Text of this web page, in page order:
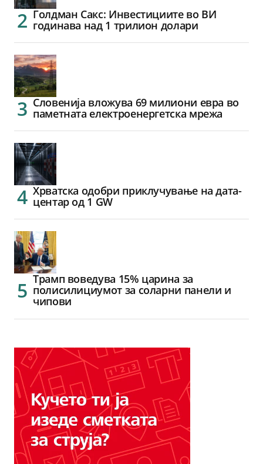
Голдман Сакс: Инвестициите во ВИ
годинава над 1 трилион долари
Словенија вложува 69 милиони евра во
паметната електроенергетска мрежа
Хрватска одобри приклучување на дата-
центар од 1 GW
Трамп воведува 15% царина за
полисилициумот за соларни панели и
чипови